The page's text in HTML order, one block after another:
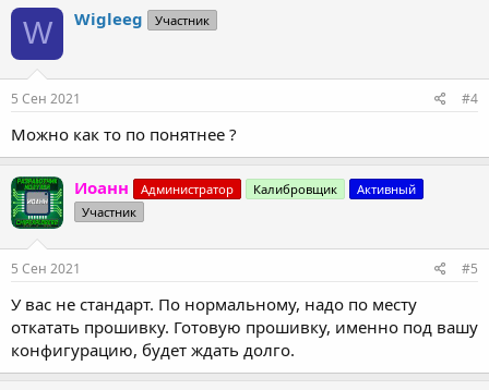
W Wigleeg Участник
5 Сен 2021 #4
Можно как то по понятнее ?
Иоанн Администратор Калибровщик
Активный
Участник
5 Сен 2021 #5
У вас не стандарт. По нормальному, надо по месту
откатать прошивку. Готовую прошивку, именно под вашу
конфигурацию, будет ждать долго.